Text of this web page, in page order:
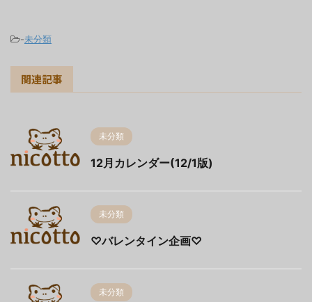
-未分類
関連記事
未分類
12月カレンダー(12/1版)
未分類
♡バレンタイン企画♡
未分類